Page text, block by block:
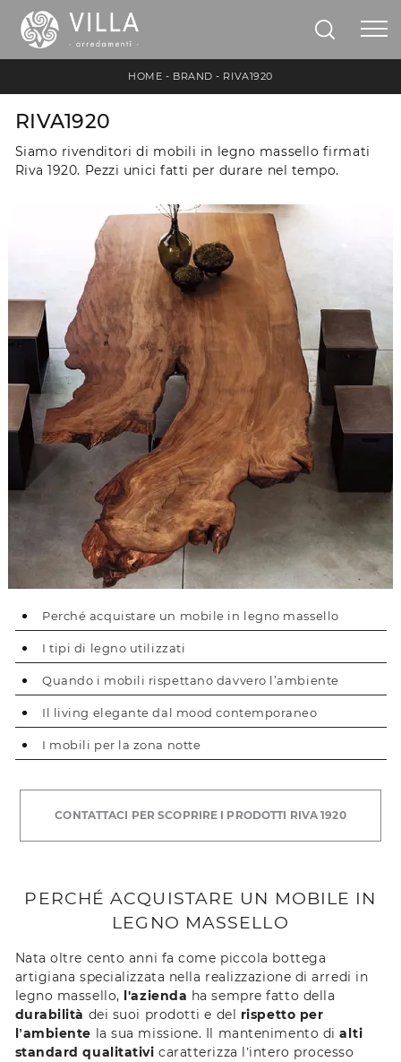
HOME - BRAND - RIVA1920
RIVA1920
Siamo rivenditori di mobili in legno massello firmati
Riva 1920. Pezzi unici fatti per durare nel tempo.
Perché acquistare un mobile in legno massello
I tipi di legno utilizzati
Quando i mobili rispettano davvero l’ambiente
Il living elegante dal mood contemporaneo
I mobili per la zona notte
CONTATTACI PER SCOPRIRE I PRODOTTI RIVA 1920
PERCHÉ ACQUISTARE UN MOBILE IN
LEGNO MASSELLO
Nata oltre cento anni fa come piccola bottega
artigiana specializzata nella realizzazione di arredi in
legno massello, l'azienda ha sempre fatto della
durabilità dei suoi prodotti e del rispetto per
l’ambiente la sua missione. Il mantenimento dialti
standard qualitativi caratterizza l’intero processo